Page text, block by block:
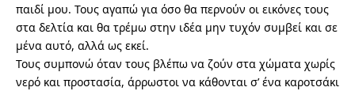
παιδί μου. Τους αγαπώ για όσο θα περνούν οι εικόνες τους
στα δελτία και θα τρέμω στην ιδέα μην τυχόν συμβεί και σε
μένα αυτό, αλλά ως εκεί.
Τους συμπονώ όταν τους βλέπω να ζούν στα χώματα χωρίς
νερό και προστασία, άρρωστοι να κάθονται σ’ ένα καροτσάκι